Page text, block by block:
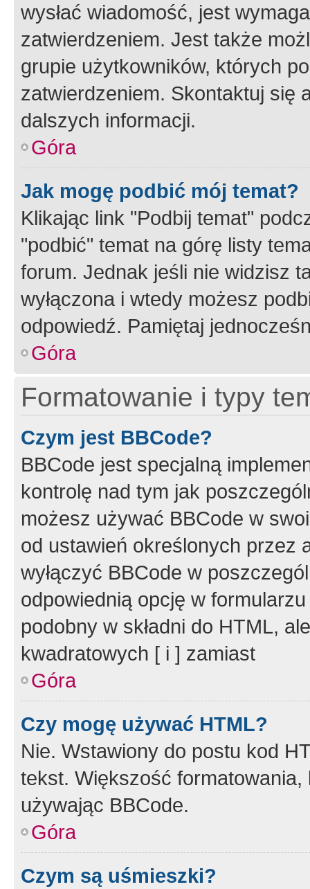
wysłać wiadomość, jest
zatwierdzeniem. Jest także
grupie użytkowników, których
zatwierdzeniem. Skontaktuj się
dalszych informacji.
Góra
Jak mogę podbić mój temat?
Klikając link "Podbij temat"
"podbić" temat na górę listy
forum. Jednak jeśli nie widzisz
wyłączona i wtedy możesz
odpowiedź. Pamiętaj
Góra
Formatowanie i typy
Czym jest BBCode?
BBCode jest specjalną
kontrolę nad tym jak
możesz używać BBCode w
od ustawień określonych przez
wyłączyć BBCode w
odpowiednią opcję w
podobny w składni do HTML,
kwadratowych [ i ] zamiast
Góra
Czy mogę używać HTML?
Nie. Wstawiony do postu kod
tekst. Większość
używając BBCode.
Góra
Czym są uśmieszki?